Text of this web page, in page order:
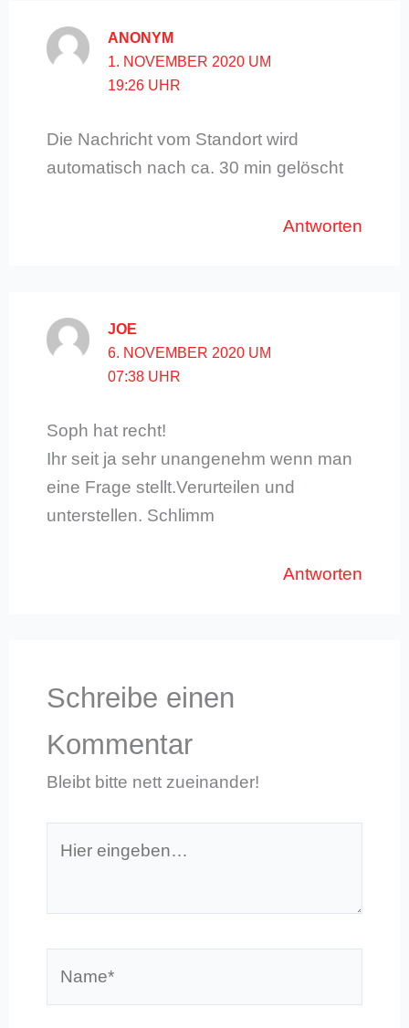
ANONYM
1. NOVEMBER 2020 UM
19:26 UHR
Die Nachricht vom Standort wird
automatisch nach ca. 30 min gelöscht
Antworten
JOE
6. NOVEMBER 2020 UM
07:38 UHR
Soph hat recht!
Ihr seit ja sehr unangenehm wenn man
eine Frage stellt.Verurteilen und
unterstellen. Schlimm
Antworten
Schreibe einen
Kommentar
Bleibt bitte nett zueinander!
eingeben…